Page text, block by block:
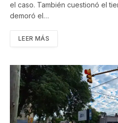
el caso. También cuestionó el
demoró el…
LEER MÁS